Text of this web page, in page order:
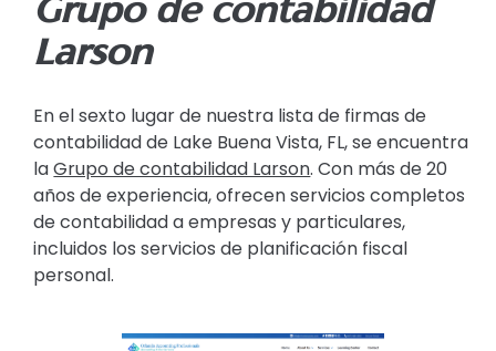
Grupo de contabilidad
Larson
En el sexto lugar de nuestra lista de firmas de
contabilidad de Lake Buena Vista, FL, se encuentra
laGrupo de contabilidad Larson. Con más de 20
años de experiencia, ofrecen servicios completos
de contabilidad a empresas y particulares,
incluidos los servicios de planificación fiscal
personal.